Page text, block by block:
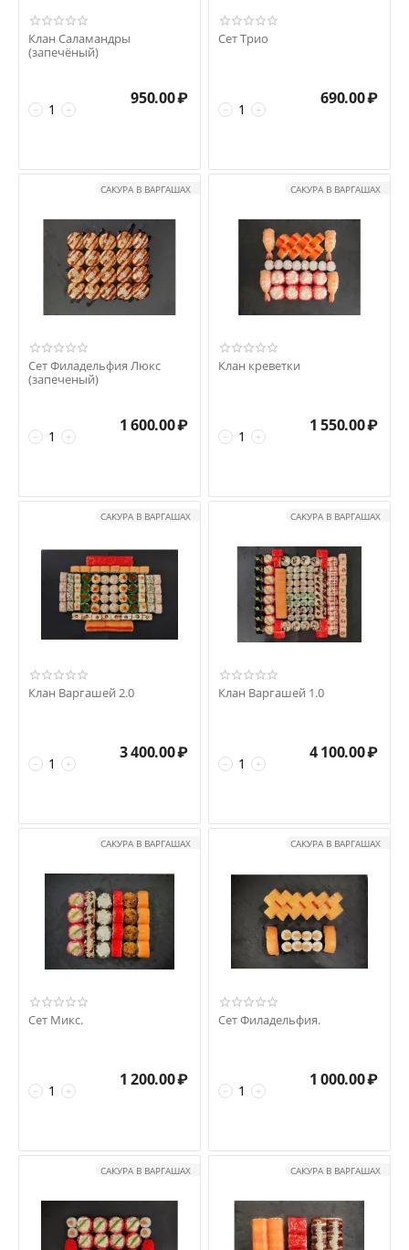
Клан Саламандры
(запечёный)
+
−
950.00₽
Сет Трио
+
−
690.00₽
САКУРА В ВАРГАШАХ
Сет Филадельфия Люкс
(запеченый)
+
−
1 600.00₽
САКУРА В ВАРГАШАХ
Клан креветки
+
−
1 550.00₽
САКУРА В ВАРГАШАХ
Клан Варгашей 2.0
+
−
3 400.00₽
САКУРА В ВАРГАШАХ
Клан Варгашей 1.0
+
−
4 100.00₽
САКУРА В ВАРГАШАХ
Сет Микс.
+
−
1 200.00₽
САКУРА В ВАРГАШАХ
Сет Филадельфия.
+
−
1 000.00₽
САКУРА В ВАРГАШАХ САКУРА В ВАРГАШАХ